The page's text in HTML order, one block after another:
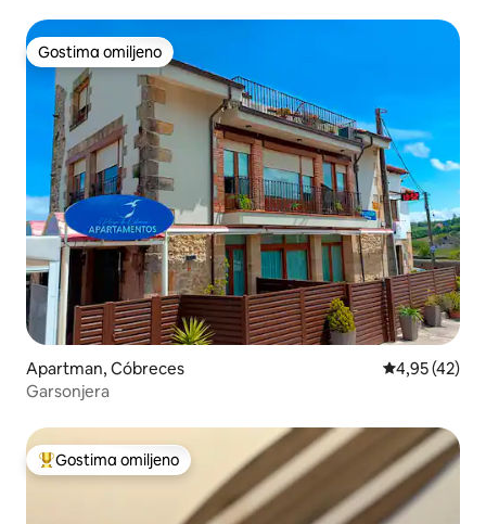
Gostima omiljeno
Gostima omiljeno
Apartman, Cóbreces Prosečna
4,95 (42)
Garsonjera
Najuspešniji među gostima omiljenim
Gostima omiljeno